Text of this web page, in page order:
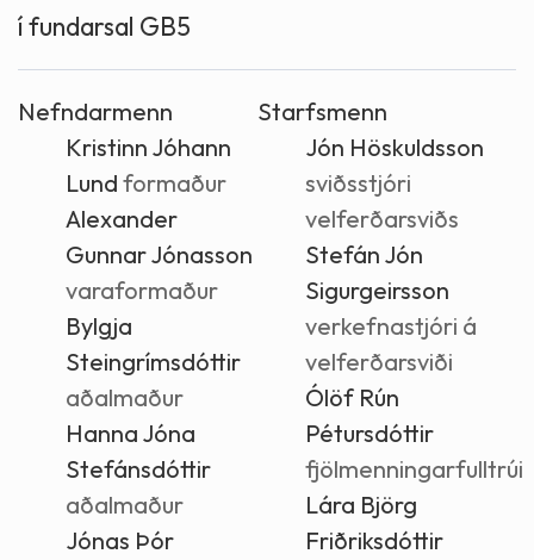
í fundarsal GB5
Nefndarmenn
Kristinn Jóhann
Lund formaður
Alexander
Gunnar Jónasson
varaformaður
Bylgja
Steingrímsdóttir
aðalmaður
Hanna Jóna
Stefánsdóttir
aðalmaður
Jónas Þór
Starfsmenn
Jón Höskuldsson
sviðsstjóri
velferðarsviðs
Stefán Jón
Sigurgeirsson
verkefnastjóri á
velferðarsviði
Ólöf Rún
Pétursdóttir
fjölmenningarfulltrúi
Lára Björg
Friðriksdóttir